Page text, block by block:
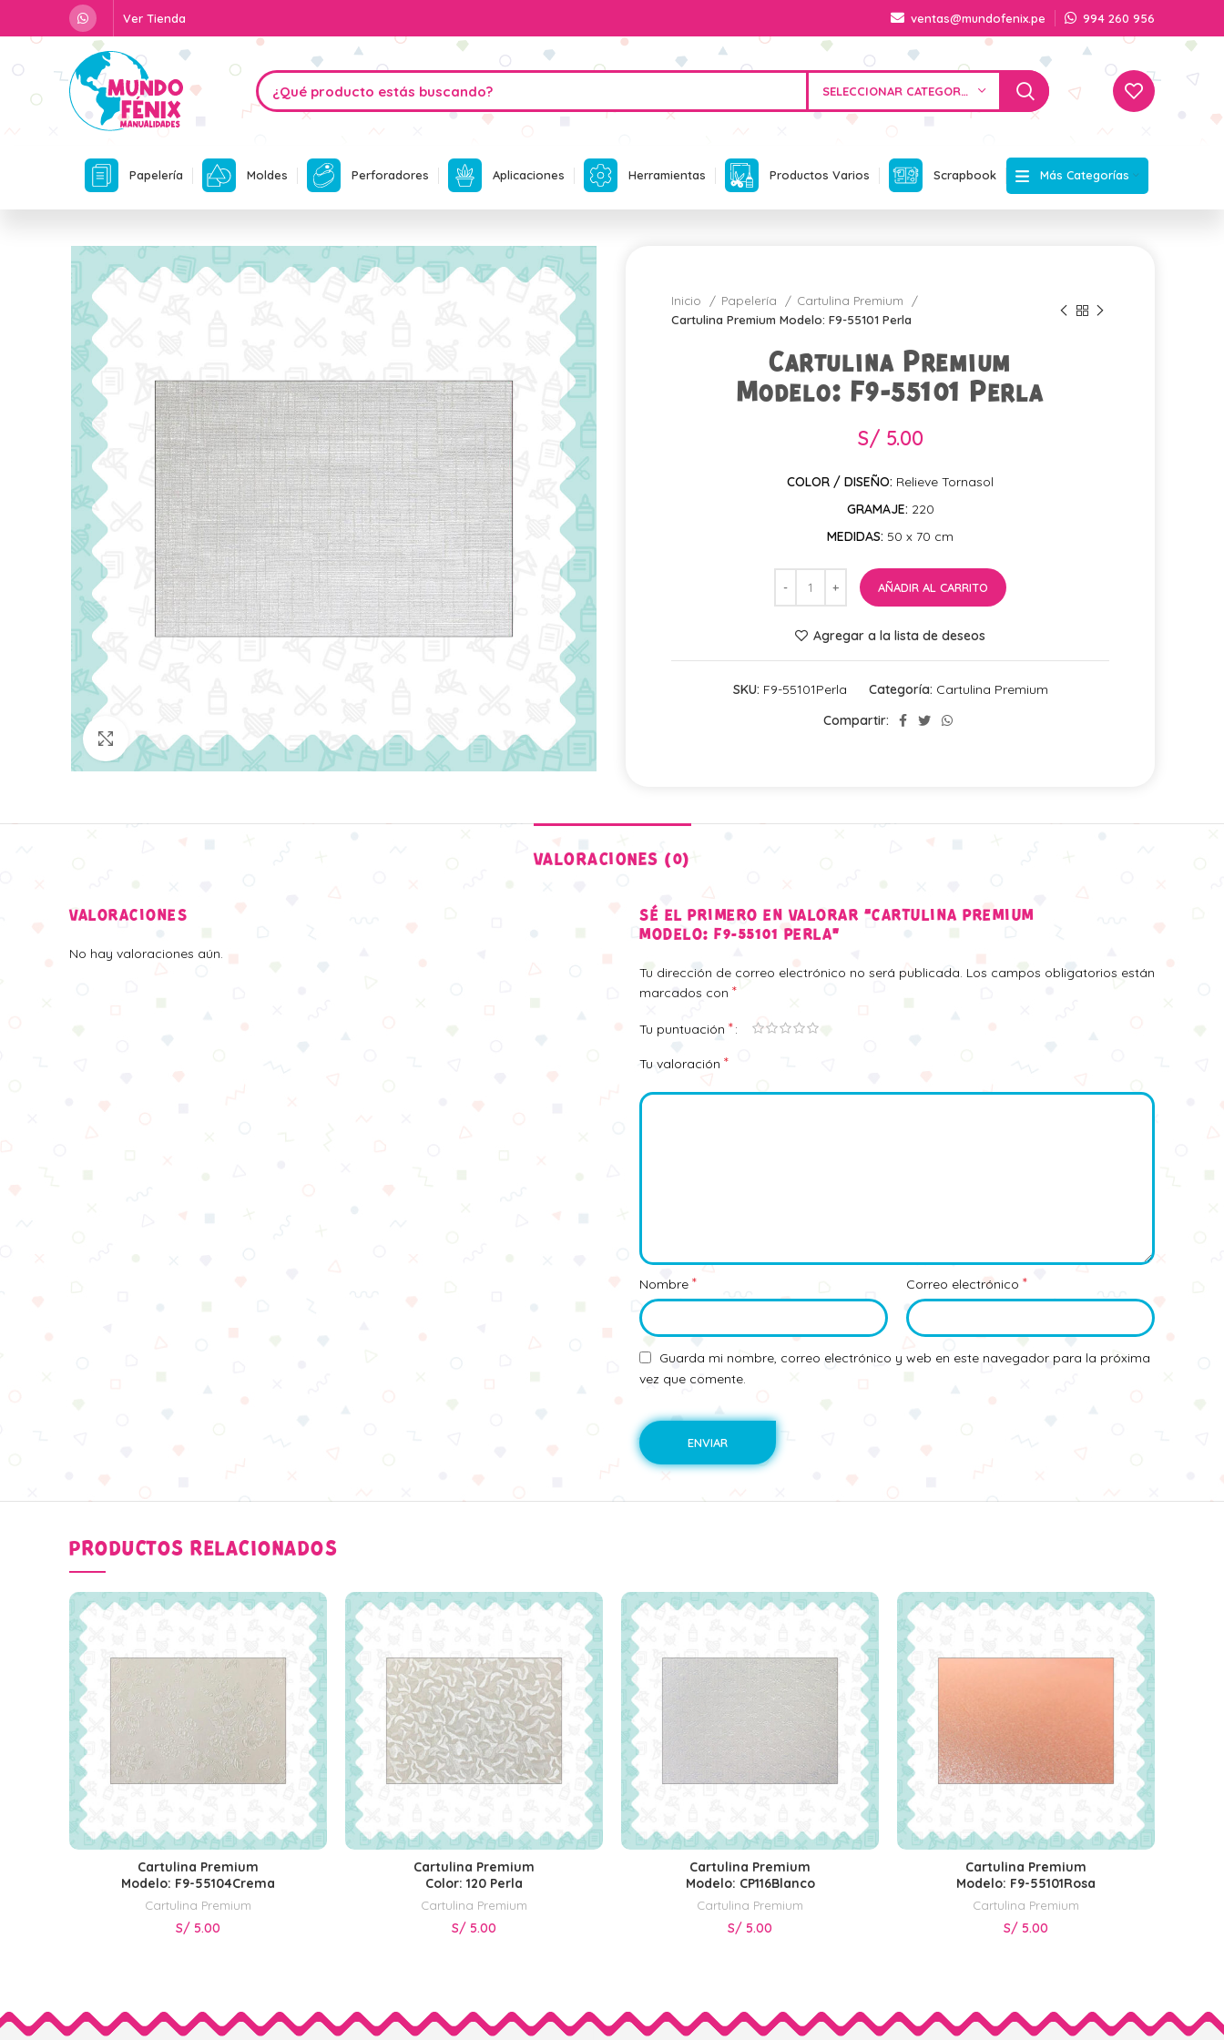
Ver Tienda ventas@mundofenix.pe 994 260 956
SELECCIONAR CATEGORÍA
Papelería Moldes Perforadores Aplicaciones Herramientas Productos Varios Scrapbook Más Categorías
Click para agrandar
Inicio Papelería
Cartulina Premium
Cartulina Premium Modelo: F9-55101 Perla
Cartulina Premium
Modelo: F9-55101 Perla
S/ 5.00
COLOR / DISEÑO: Relieve Tornasol
GRAMAJE: 220
MEDIDAS: 50 x 70 cm
AÑADIR AL CARRITO
Agregar a la lista de deseos
SKU: F9-55101Perla Categoría: Cartulina Premium
Compartir:
VALORACIONES (0)
VALORACIONES
No hay valoraciones aún.
SÉ EL PRIMERO EN VALORAR “CARTULINA PREMIUM
MODELO: F9-55101 PERLA”
Tu dirección de correo electrónico no será publicada. Los campos obligatorios están
marcados con *
Tu puntuación *
Tu valoración *
Nombre * Correo electrónico *
Guarda mi nombre, correo electrónico y web en este navegador para la próxima
vez que comente.
PRODUCTOS RELACIONADOS
AÑADIR AL CARRITO
Cartulina Premium
Modelo: F9-55104Crema
Cartulina Premium
S/ 5.00
AÑADIR AL CARRITO
Cartulina Premium
Color: 120 Perla
Cartulina Premium
S/ 5.00
AÑADIR AL CARRITO
Cartulina Premium
Modelo: CP116Blanco
Cartulina Premium
S/ 5.00
AÑADIR AL CARRITO
Cartulina Premium
Modelo: F9-55101Rosa
Cartulina Premium
S/ 5.00